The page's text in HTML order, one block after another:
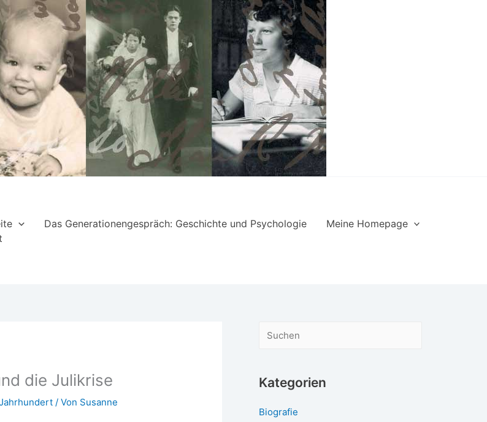
Das Generationengespräch: Geschichte und Psychologie
Meine Homepage
die Julikrise
/ Von Susanne
h
Kategorien
Biografie